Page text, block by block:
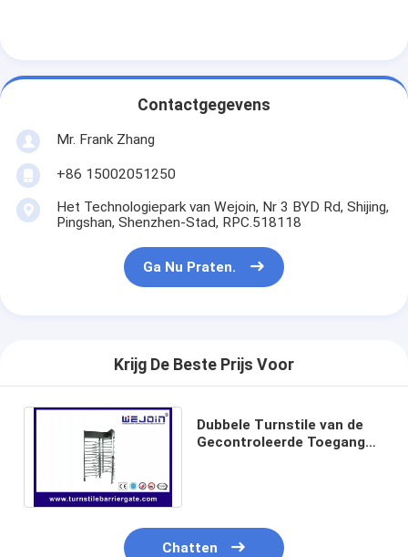
de poort van de parkeerterreinbarrière
Statief tourniquet Gate
Advertentiebelemmering
De Poort van de de niet-lentebarrière
Klep barrière Gate
Swing barrière Gate
Full Height tourniquet
Sliding Gate Motor
parkeerplaats slot
Contactgegevens
Mr. Frank Zhang
+86 15002051250
Het Technologiepark van Wejoin, Nr 3 BYD Rd, Shijing,
Pingshan, Shenzhen-Stad, RPC.518118
Ga Nu Praten.
Krijg De Beste Prijs Voor
Dubbele Turnstile van de
Gecontroleerde Toegangs
Chatten